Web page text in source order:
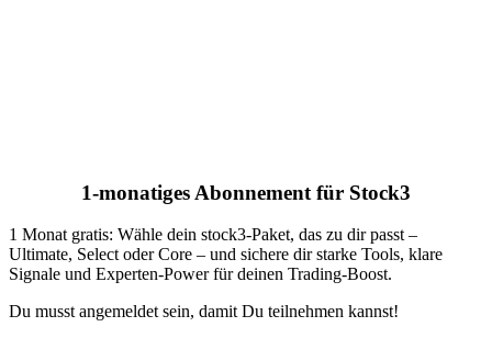
1-monatiges Abonnement für Stock3
1 Monat gratis: Wähle dein stock3-Paket, das zu dir passt –
Ultimate, Select oder Core – und sichere dir starke Tools, klare
Signale und Experten-Power für deinen Trading-Boost.
Du musst angemeldet sein, damit Du teilnehmen kannst!